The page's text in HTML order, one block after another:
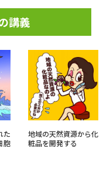
講義
た
胞
地域の天然資源から化
粧品を開発する